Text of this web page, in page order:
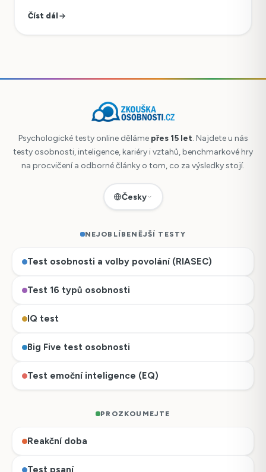
Číst dál
Psychologické testy online děláme přes 15 let. Najdete u nás
testy osobnosti, inteligence, kariéry i vztahů, benchmarkové hry
na procvičení a odborné články o tom, co za výsledky stojí.
Česky
NEJOBLÍBENĚJŠÍ TESTY
Test osobnosti a volby povolání (RIASEC)
Test 16 typů osobnosti
IQ test
Big Five test osobnosti
Test emoční inteligence (EQ)
PROZKOUMEJTE
Reakční doba
Test psaní